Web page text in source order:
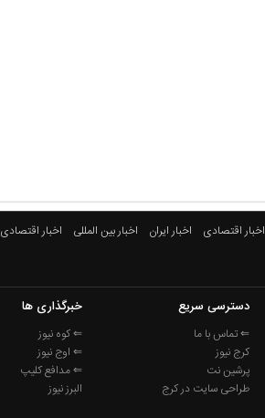
اخبار اقتصادی اخبار ایران اخبار بین المللی اخبار اقتصادی
دسترسی سریع
⇐ تماس با ما
کرج نیوز
پرشین نت
طراحی سایت در کرج
خبرگذاری ها
⇐ کوه نیوز
⇐ اوج نیوز
⇐ مدافع کلیپ
البرز نیوز